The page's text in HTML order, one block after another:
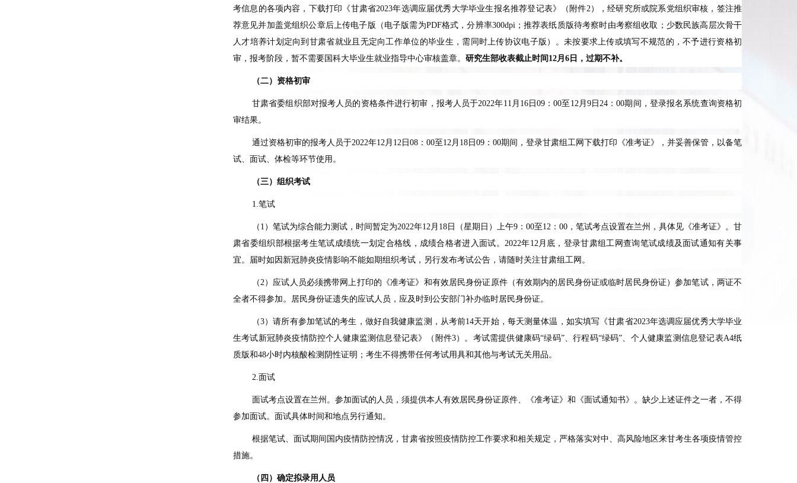
考信息的各项内容，下载打印《甘肃省2023年选调应届优秀大学毕业生报名推荐登记表》（附件2），经研究所或院系党组织审核，签注推
荐意见并加盖党组织公章后上传电子版（电子版需为PDF格式，分辨率300dpi；推荐表纸质版待考察时由考察组收取；少数民族高层次骨干
人才培养计划定向到甘肃省就业且无定向工作单位的毕业生，需同时上传协议电子版）。未按要求上传或填写不规范的，不予进行资格初
审，报考阶段，暂不需要国科大毕业生就业指导中心审核盖章。 研究生部收表截止时间 12月 6 日，过期不补。
（二）资格初审
甘肃省委组织部对报考人员的资格条件进行初审，报考人员于2022年11 月 16日09 ：00至 12月 9日24 ：00期间，登录报名系统查询资格初
审结果。
通过资格初审的报考人员于2022年12月 12 日 08 ： 00至 12月 18 日 09 ： 00期间，登录甘肃组工网下载打印《准考证》，并妥善保管，以备笔
试、面试、体检等环节使用。
（三）组织考试
1.笔试
（ 1 ）笔试为综合能力测试，时间暂定为2022年12月 18 日（星期日）上午9 ： 00至 12 ： 00 ，笔试考点设置在兰州，具体见《准考证》。甘
肃省委组织部根据考生笔试成绩统一划定合格线，成绩合格者进入面试。 2022年12月底，登录甘肃组工网查询笔试成绩及面试通知有关事
宜。届时如因新冠肺炎疫情影响不能如期组织考试，另行发布考试公告，请随时关注甘肃组工网。
（2）应试人员必须携带网上打印的《准考证》和有效居民身份证原件（有效期内的居民身份证或临时居民身份证）参加笔试，两证不
全者不得参加。居民身份证遗失的应试人员，应及时到公安部门补办临时居民身份证。
（3）请所有参加笔试的考生，做好自我健康监测，从考前14天开始，每天测量体温，如实填写《甘肃省2023年选调应届优秀大学毕业
生考试新冠肺炎疫情防控个人健康监测信息登记表》（附件3）。考试需提供健康码“绿码”、行程码“绿码”、个人健康监测信息登记表A4纸
质版和48小时内核酸检测阴性证明；考生不得携带任何考试用具和其他与考试无关用品。
2.面试
面试考点设置在兰州。参加面试的人员，须提供本人有效居民身份证原件、《准考证》和《面试通知书》。缺少上述证件之一者，不得
参加面试。面试具体时间和地点另行通知。
根据笔试、面试期间国内疫情防控情况，甘肃省按照疫情防控工作要求和相关规定，严格落实对中、高风险地区来甘考生各项疫情管控
措施。
（四）确定拟录用人员